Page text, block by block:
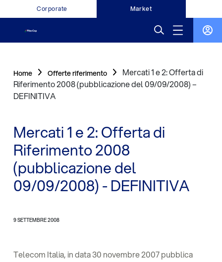
Corporate Market
Home Offerte riferimento
Mercati 1 e 2: Offerta di
Riferimento 2008 (pubblicazione del 09/09/2008) –
DEFINITIVA
Mercati 1 e 2: Offerta di
Riferimento 2008
(pubblicazione del
09/09/2008) - DEFINITIVA
9 SETTEMBRE 2008
Telecom Italia, in data 30 novembre 2007 pubblica